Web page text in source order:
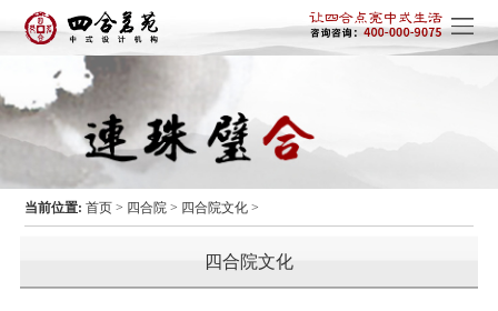
当前位置: 首页 > 四合院 > 四合院文化 >
四合院文化